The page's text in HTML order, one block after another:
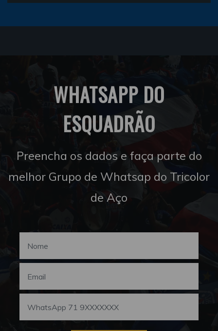
WHATSAPP DO
ESQUADRÃO
Preencha os dados e faça parte do
melhor Grupo de Whatsap do Tricolor
de Aço